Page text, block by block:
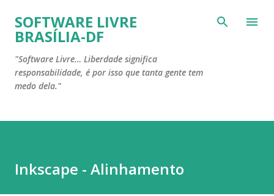
Pular para o conteúdo principal
SOFTWARE LIVRE
BRASÍLIA-DF
"Software Livre… Liberdade significa
responsabilidade, é por isso que tanta gente tem
medo dela."
Inkscape - Alinhamento